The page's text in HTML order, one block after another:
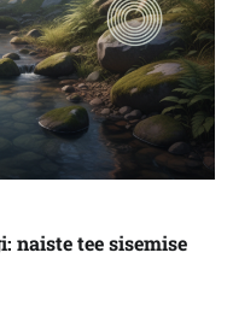
naiste tee sisemise